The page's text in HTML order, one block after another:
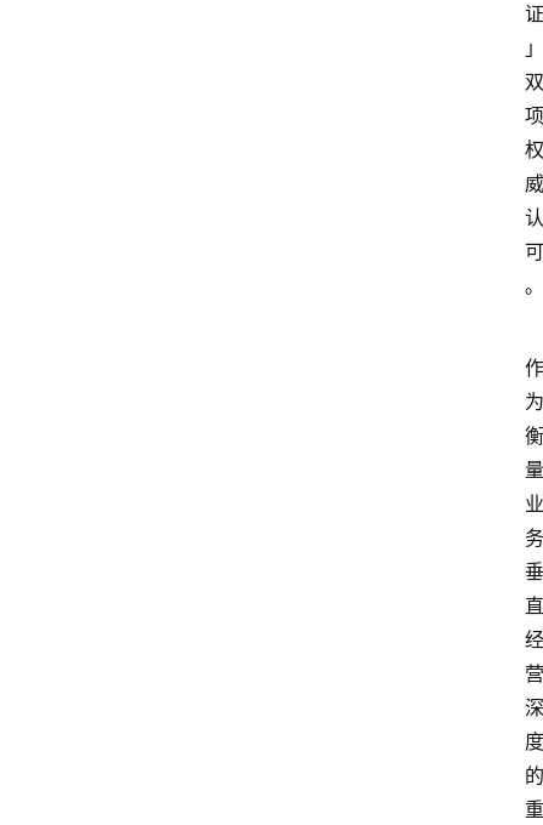
证
」
双
项
权
威
认
可
。
作
为
衡
量
业
务
垂
直
经
营
深
度
的
重